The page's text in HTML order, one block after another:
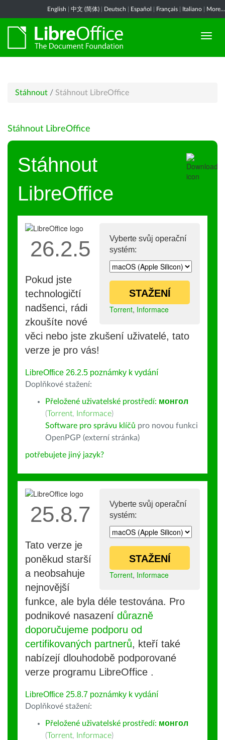
English 中文 (简体) Deutsch Español Français Italiano More...
Stáhnout / Stáhnout LibreOffice
Stáhnout LibreOffice
Stáhnout
LibreOffice
Vyberte svůj operační
systém:
STAŽENÍ
Torrent, Informace
26.2.5
Pokud jste
technologičtí
nadšenci, rádi
zkoušíte nové
věci nebo jste zkušení uživatelé, tato
verze je pro vás!
LibreOffice 26.2.5 poznámky k vydání
Doplňkové stažení:
Přeložené uživatelské prostředí: монгол
(Torrent, Informace)
Software pro správu klíčů pro novou funkci
OpenPGP (externí stránka)
potřebujete jiný jazyk?
Vyberte svůj operační
systém:
STAŽENÍ
Torrent, Informace
25.8.7
Tato verze je
poněkud starší
a neobsahuje
nejnovější
funkce, ale byla déle testována. Pro
podnikové nasazení důrazně
doporučujeme podporu od
certifikovaných partnerů, kteří také
nabízejí dlouhodobě podporované
verze programu LibreOffice .
LibreOffice 25.8.7 poznámky k vydání
Doplňkové stažení:
Přeložené uživatelské prostředí: монгол
(Torrent, Informace)